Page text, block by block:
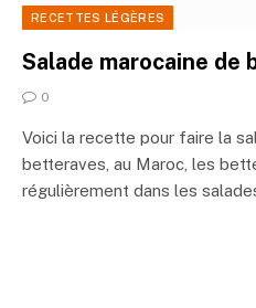
RECETTES LÉGÈRES
Salade marocaine de
0
Voici la recette pour faire la
betteraves, au Maroc, les
régulièrement dans les